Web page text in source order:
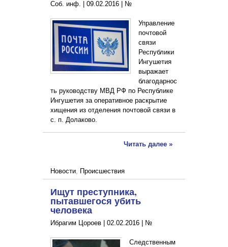
Соб. инф. | 09.02.2016 №
Управление
почтовой
связи
Республики
Ингушетия
выражает
благодарнос
ть руководству МВД РФ по Республике
Ингушетия за оперативное раскрытие
хищения из отделения почтовой связи в
с. п. Долаково.
Читать далее »
Новости, Происшествия
Ищут преступника,
пытавшегося убить
человека
Ибрагим Цороев | 02.02.2016 №
Следственным